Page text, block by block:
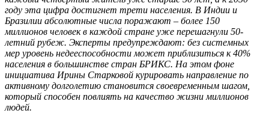
году эта цифра достигнет трети населения. В Индии и
Бразилии абсолютные числа поражают – более 150
миллионов человек в каждой стране уже перешагнули 50-
летний рубеж. Эксперты предупреждают: без системных
мер уровень недееспособности может приблизиться к 40%
населения в большинстве стран БРИКС. На этом фоне
инициатива Ирины Старковой курировать направление по
активному долголетию становится своевременным шагом,
который способен повлиять на качество жизни миллионов
людей.